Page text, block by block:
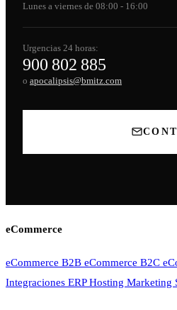
Lunes a viernes de 08:00 - 16:00
Urgencias 24 horas:
900 802 885
o apocalipsis@bmitz.com
eCommerce
eCommerce B2B eCommerce B2C
Integraciones ERPHosting Marketing